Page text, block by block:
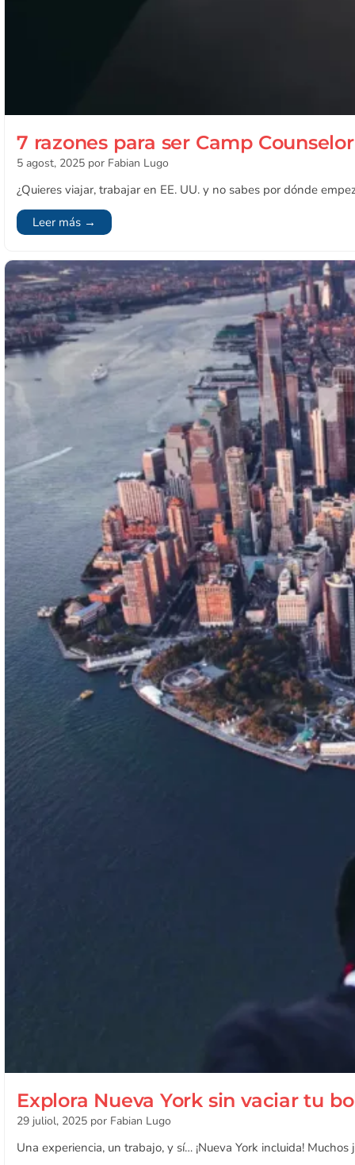
7 razones para ser Camp
5 agost, 2025 por Fabian Lugo
¿Quieres viajar, trabajar en EE. UU. y no sabes por dónde
Leer más →
Explora Nueva York sin vaciar tu
29 juliol, 2025 por Fabian Lugo
Una experiencia, un trabajo, y sí… ¡Nueva York incluida!